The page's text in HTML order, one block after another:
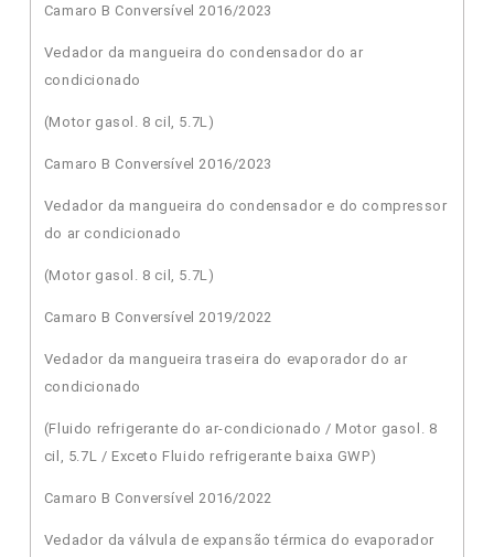
Camaro B Conversível 2016/2023
Vedador da mangueira do condensador do ar
condicionado
(Motor gasol. 8 cil, 5.7L)
Camaro B Conversível 2016/2023
Vedador da mangueira do condensador e do compressor
do ar condicionado
(Motor gasol. 8 cil, 5.7L)
Camaro B Conversível 2019/2022
Vedador da mangueira traseira do evaporador do ar
condicionado
(Fluido refrigerante do ar-condicionado / Motor gasol. 8
cil, 5.7L / Exceto Fluido refrigerante baixa GWP)
Camaro B Conversível 2016/2022
Vedador da válvula de expansão térmica do evaporador